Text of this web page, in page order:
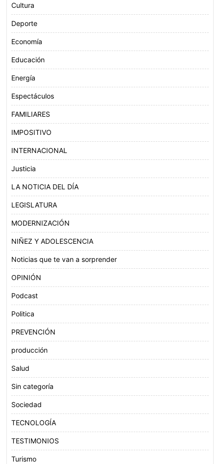
Cultura
Deporte
Economía
Educación
Energía
Espectáculos
FAMILIARES
IMPOSITIVO
INTERNACIONAL
Justicia
LA NOTICIA DEL DÍA
LEGISLATURA
MODERNIZACIÓN
NIÑEZ Y ADOLESCENCIA
Noticias que te van a sorprender
OPINIÓN
Podcast
Politica
PREVENCIÓN
producción
Salud
Sin categoría
Sociedad
TECNOLOGÍA
TESTIMONIOS
Turismo